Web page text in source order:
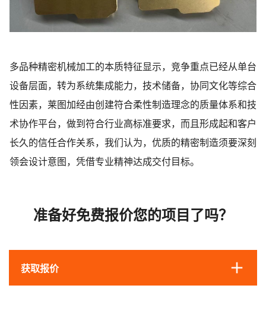
多品种精密机械加工的本质特征显示，竞争重点已经从单台
设备层面，转为系统集成能力，技术储备，协同文化等综合
性因素，莱图加经由创建符合柔性制造理念的质量体系和技
术协作平台，做到符合行业高标准要求，而且形成起和客户
长久的信任合作关系，我们认为，优质的精密制造须要深刻
领会设计意图，凭借专业精神达成交付目标。
准备好免费报价您的项目了吗？
获取报价